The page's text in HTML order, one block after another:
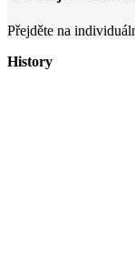
Přejděte na
History